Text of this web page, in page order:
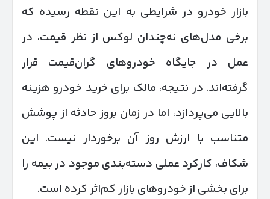
بازار خودرو در شرایطی به این نقطه رسیده که
برخی مدل‌های نه‌چندان لوکس از نظر قیمت، در
عمل در جایگاه خودروهای گران‌قیمت قرار
گرفته‌اند. در نتیجه، مالک برای خرید خودرو هزینه
بالایی می‌پردازد، اما در زمان بروز حادثه از پوشش
متناسب با ارزش روز آن برخوردار نیست. این
شکاف، کارکرد عملی دسته‌بندی موجود در بیمه را
برای بخشی از خودروهای بازار کم‌اثر کرده است.